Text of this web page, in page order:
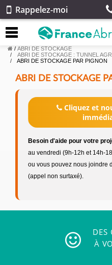
Rappelez-moi
/ ABRI DE STOCKAGE
ABRI DE STOCKAGE : TUNNEL
ABRI DE STOCKAGE PAR PIGNON
ABRI DE STOCKAGE
Cliquez et
Besoin d'aide pour votre
au vendredi (9h-12h et 14h-
ou vous pouvez nous joindre
(appel non surtaxé).
DES
À